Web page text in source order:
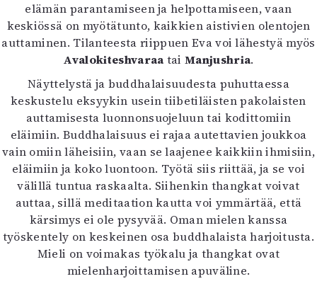
elämän parantamiseen ja helpottamiseen, vaan
keskiössä on myötätunto, kaikkien aistivien olentojen
auttaminen. Tilanteesta riippuen Eva voi lähestyä myös
Avalokiteshvaraa taiManjushria.
Näyttelystä ja buddhalaisuudesta puhuttaessa
keskustelu eksyykin usein tiibetiläisten pakolaisten
auttamisesta luonnonsuojeluun tai kodittomiin
eläimiin. Buddhalaisuus ei rajaa autettavien joukkoa
vain omiin läheisiin, vaan se laajenee kaikkiin ihmisiin,
eläimiin ja koko luontoon. Työtä siis riittää, ja se voi
välillä tuntua raskaalta. Siihenkin thangkat voivat
auttaa, sillä meditaation kautta voi ymmärtää, että
kärsimys ei ole pysyvää. Oman mielen kanssa
työskentely on keskeinen osa buddhalaista harjoitusta.
Mieli on voimakas työkalu ja thangkat ovat
mielenharjoittamisen apuväline.